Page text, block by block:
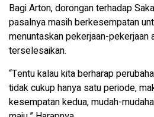
Bagi Arton, dorongan terhadap
pasalnya masih berkesempatan
menuntaskan pekerjaan-pekerjaan
terselesaikan.
“Tentu kalau kita berharap
tidak cukup hanya satu periode,
kesempatan kedua, mudah-